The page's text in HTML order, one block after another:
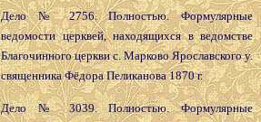
Дело № 2756. Полностью. Формулярные
ведомости церквей, находящихся в ведомстве
Благочинного церкви с. Марково Ярославского у.
священника Фёдора Пеликанова 1870 г.
Дело № 3039. Полностью. Формулярные